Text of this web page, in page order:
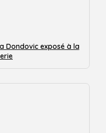
Dondovic exposé à la